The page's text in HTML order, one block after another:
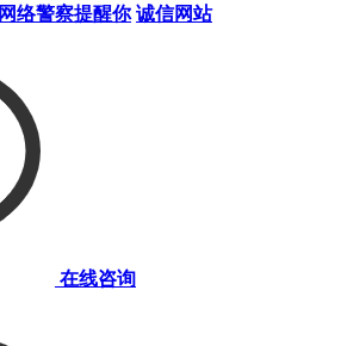
网络警察提醒你 诚信网站
在线咨询